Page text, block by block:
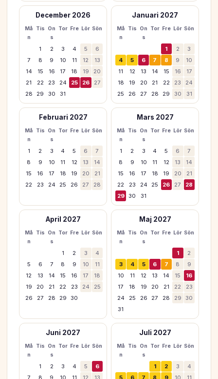
December 2026
Må
n
Tis
On
s
Tor Fre Lör Sön
1 2 3 4 5
6
7
8 9 10 11 12
13
14
15 16 17 18 19
20
21
22 23 24 25 26
27
28
29 30 31
Januari 2027
Må
n
Tis
On
s
Tor Fre Lör Sön
1 2
3
4
5 6 7 8 9
10
11
12 13 14 15 16
17
18
19 20 21 22 23
24
25
26 27 28 29 30 31
Februari 2027
Må
n
Tis
On
s
Tor Fre Lör Sön
1 2 3 4 5 6
7
8
9 10 11 12 13
14
15
16 17 18 19 20
21
22
23 24 25 26 27 28
Mars 2027
Må
n
Tis
On
s
Tor Fre Lör Sön
1 2 3 4 5 6
7
8
9 10 11 12 13
14
15
16 17 18 19 20
21
22
23 24 25 26 27
28
29
30 31
April 2027
Må
n
Tis
On
s
Tor Fre Lör Sön
1 2 3
4
5
6 7 8 9 10
11
12
13 14 15 16 17
18
19
20 21 22 23 24
25
26
27 28 29 30
Maj 2027
Må
n
Tis
On
s
Tor Fre Lör Sön
1
2
3
4 5 6 7 8
9
10
11 12 13 14 15
16
17
18 19 20 21 22
23
24
25 26 27 28 29
30
31
Juni 2027
Må
n
Tis
On
s
Tor Fre Lör Sön
1 2 3 4 5
6
7
8 9 10 11 12 13
Juli 2027
Må
n
Tis
On
s
Tor Fre Lör Sön
1 2 3
4
5
6 7 8 9 10 11